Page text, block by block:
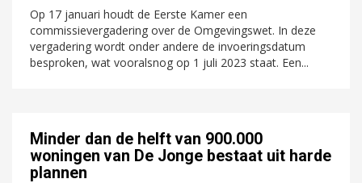
Op 17 januari houdt de Eerste Kamer een
commissievergadering over de Omgevingswet. In deze
vergadering wordt onder andere de invoeringsdatum
besproken, wat vooralsnog op 1 juli 2023 staat. Een...
Minder dan de helft van 900.000
woningen van De Jonge bestaat uit harde
plannen